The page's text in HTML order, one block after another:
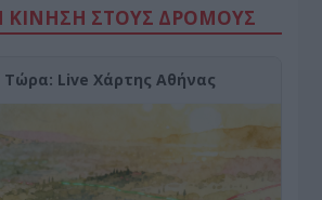
ΚΙΝΗΣΗ ΣΤΟΥΣ ΔΡΌΜΟΥΣ
Τώρα: Live Χάρτης Αθήνας